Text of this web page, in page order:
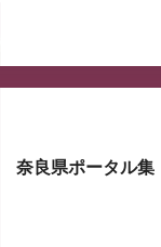
奈良県ポータル集